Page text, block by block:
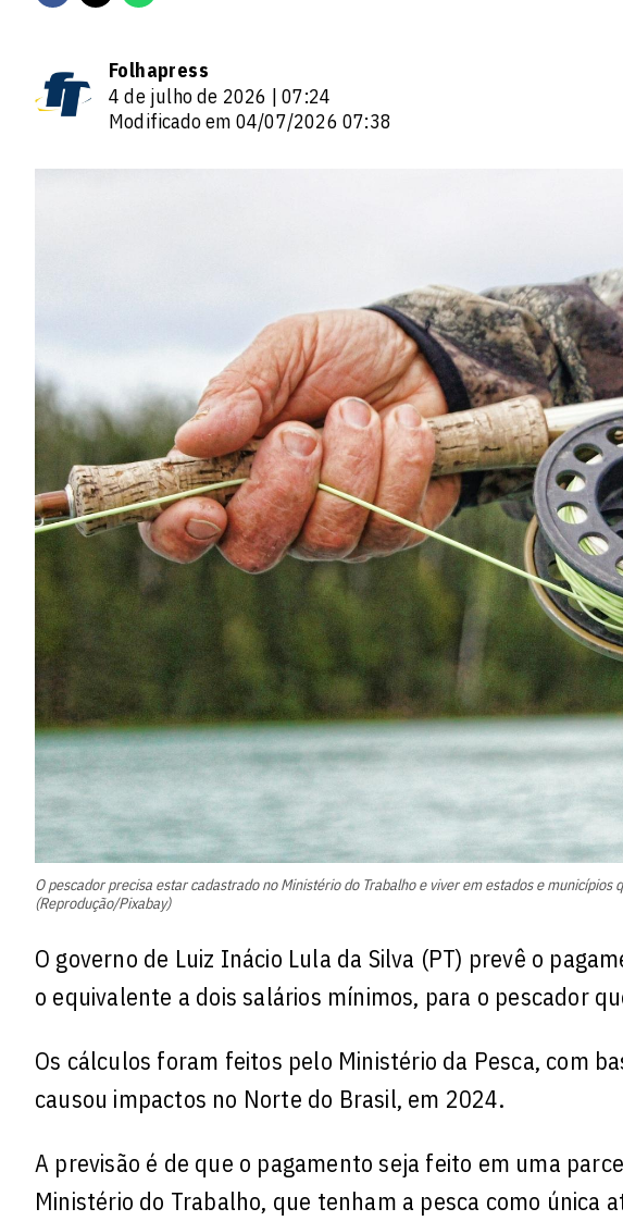
Folhapress
4 de julho de 2026 | 07:24
Modificado em 04/07/2026 07:38
O pescador precisa estar cadastrado no Ministério do Trabalho e viver em estados e
(Reprodução/Pixabay)
O governo de Luiz Inácio Lula da Silva (PT) prevê o
o equivalente a dois salários mínimos, para o pescador
Os cálculos foram feitos pelo Ministério da Pesca, com
causou impactos no Norte do Brasil, em 2024.
A previsão é de que o pagamento seja feito em uma
Ministério do Trabalho, que tenham a pesca como única